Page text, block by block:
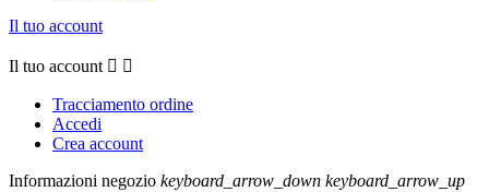
Il tuo account
Il tuo account  
Tracciamento ordine
Accedi
Crea account
Informazioni negozio keyboard_arrow_down keyboard_arrow_up